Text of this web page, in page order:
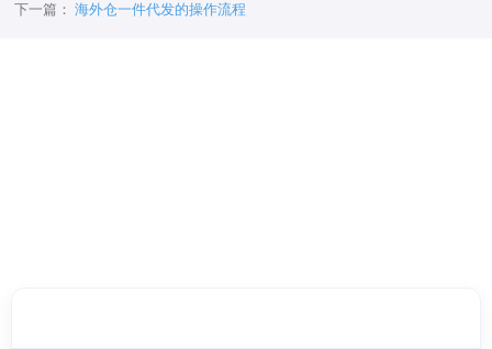
下一篇： 海外仓一件代发的操作流程